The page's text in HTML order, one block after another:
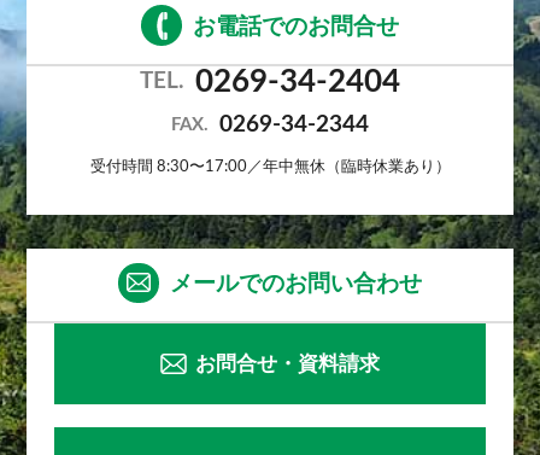
お電話でのお問合せ
TEL. 0269-34-2404
FAX. 0269-34-2344
受付時間 8:30〜17:00／年中無休（臨時休業あり）
メールでのお問い合わせ
お問合せ・資料請求